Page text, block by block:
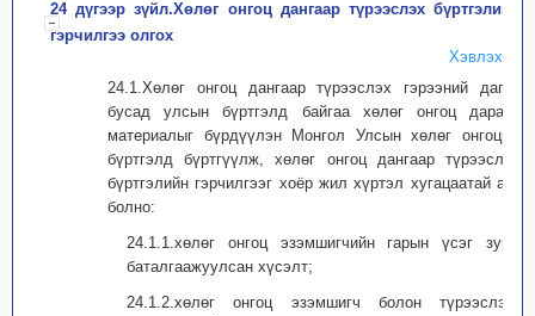
24 дүгээр зүйл.Хөлөг онгоц дангаар түрээслэх бүртгэлийн
гэрчилгээ олгох
Хэвлэх
24.1.Хөлөг онгоц дангаар түрээслэх гэрээний дагуу
бусад улсын бүртгэлд байгаа хөлөг онгоц дараах
материалыг бүрдүүлэн Монгол Улсын хөлөг онгоцны
бүртгэлд бүртгүүлж, хөлөг онгоц дангаар түрээслэх
бүртгэлийн гэрчилгээг хоёр жил хүртэл хугацаатай авч
болно:
24.1.1.хөлөг онгоц эзэмшигчийн гарын үсэг зурж
баталгаажуулсан хүсэлт;
24.1.2.хөлөг онгоц эзэмшигч болон түрээслэгч